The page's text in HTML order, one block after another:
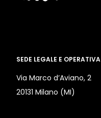
SEDE LEGALE E OPERATIVA
Via Marco d’Aviano, 2
20131 Milano (MI)